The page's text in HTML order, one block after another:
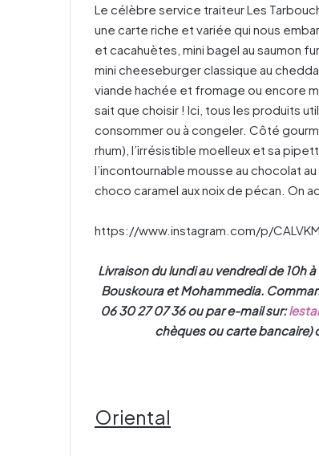
Le célèbre service traiteur Les
une carte riche et variée qui nous
et cacahuètes, mini bagel au saumon
mini cheeseburger classique au
viande hachée et fromage ou encore
sait que choisir ! Ici, tous les produits
consommer ou à congeler. Côté
rhum), l’irrésistible moelleux et sa
l’incontournable mousse au chocolat
choco caramel aux noix de pécan. On
https://www.instagram.com/p/
Livraison du lundi au vendredi de 10h
Bouskoura et Mohammedia.
06 30 27 07 36 ou par e-mail sur:
chèques ou carte bancaire)
Oriental